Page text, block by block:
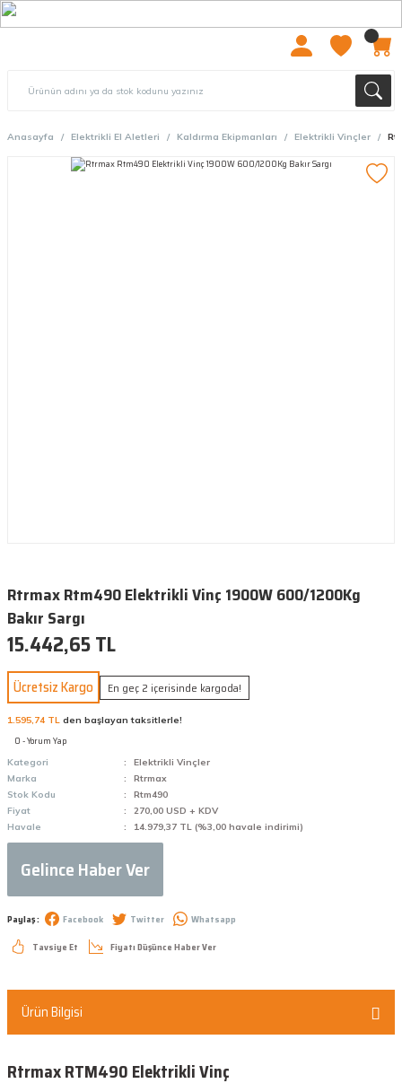
Anasayfa Elektrikli El Aletleri Kaldırma Ekipmanları Elektrikli Vinçler
Rtrmax Rtm490 Elektrikli Vinç 1900W 600/1200Kg
Bakır Sargı
15.442,65 TL
Ücretsiz Kargo En geç 2 içerisinde kargoda!
1.595,74 TL den başlayan taksitlerle!
0 - Yorum Yap
Kategori
Elektrikli Vinçler
Marka
Rtrmax
Stok Kodu
Rtm490
Fiyat
270,00 USD + KDV
Havale
14.979,37 TL (%3,00 havale indirimi)
Gelince Haber Ver
Paylaş : Facebook Twitter
Whatsapp
Tavsiye Et
Fiyatı Düşünce Haber Ver
Ürün Bilgisi
Rtrmax RTM490 Elektrikli Vinç